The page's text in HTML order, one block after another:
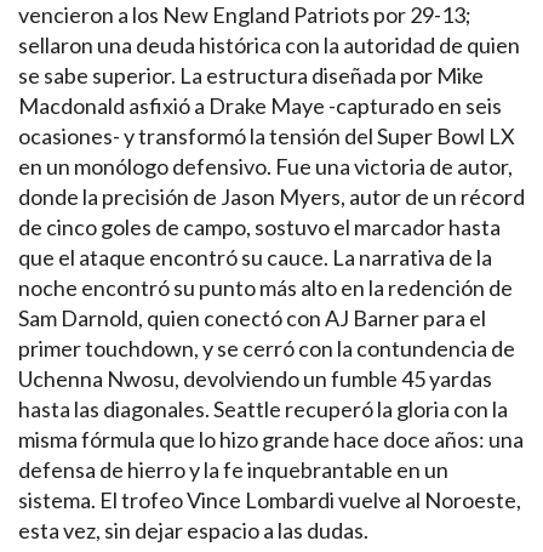
vencieron a los New England Patriots por 29-13;
sellaron una deuda histórica con la autoridad de quien
se sabe superior. La estructura diseñada por Mike
Macdonald asfixió a Drake Maye -capturado en seis
ocasiones- y transformó la tensión del Super Bowl LX
en un monólogo defensivo. Fue una victoria de autor,
donde la precisión de Jason Myers, autor de un récord
de cinco goles de campo, sostuvo el marcador hasta
que el ataque encontró su cauce. La narrativa de la
noche encontró su punto más alto en la redención de
Sam Darnold, quien conectó con AJ Barner para el
primer touchdown, y se cerró con la contundencia de
Uchenna Nwosu, devolviendo un fumble 45 yardas
hasta las diagonales. Seattle recuperó la gloria con la
misma fórmula que lo hizo grande hace doce años: una
defensa de hierro y la fe inquebrantable en un
sistema. El trofeo Vince Lombardi vuelve al Noroeste,
esta vez, sin dejar espacio a las dudas.